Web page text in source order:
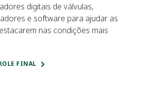
digitais de válvulas,
e software para ajudar as
nas condições mais
FINAL